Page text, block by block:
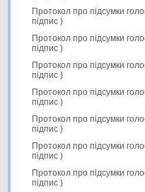
Протокол про підсумки
підпис )
Протокол про підсумки
підпис )
Протокол про підсумки
підпис )
Протокол про підсумки
підпис )
Протокол про підсумки
підпис )
Протокол про підсумки
підпис )
Протокол про підсумки
підпис )